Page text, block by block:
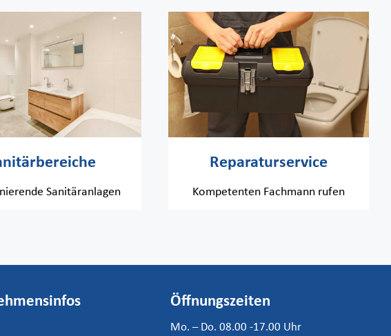
Sanitäranlagen
Reparaturservice
Kompetenten Fachmann rufen
Öffnungszeiten
Mo. – Do. 08.00 -17.00 Uhr